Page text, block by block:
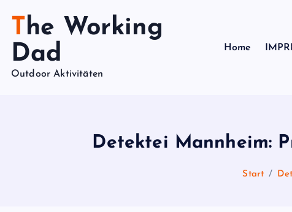
The Working
Dad
Outdoor Aktivitäten
Home
Detektei Mannheim:
Start